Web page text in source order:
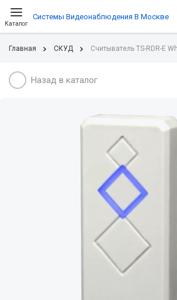
Каталог
Системы Видеонаблюдения В Москве
Главная СКУД Считыватель TS-RDR-E
Назад в каталог